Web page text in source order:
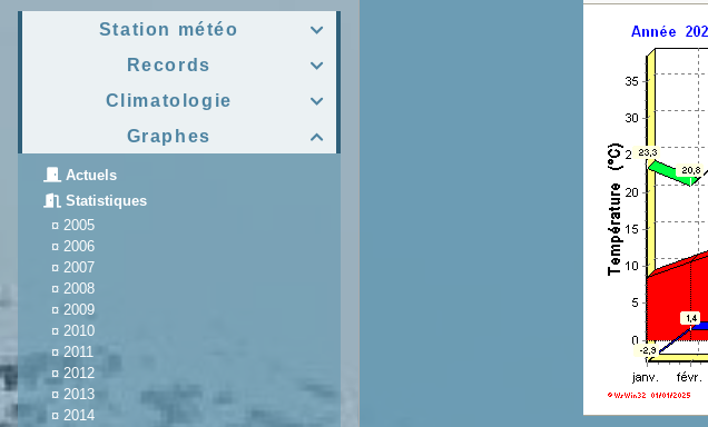

Station météo

Records

Climatologie

Graphes
Actuels
Statistiques
¤ 2005
¤ 2006
¤ 2007
¤ 2008
¤ 2009
¤ 2010
¤ 2011
¤ 2012
¤ 2013
¤ 2014